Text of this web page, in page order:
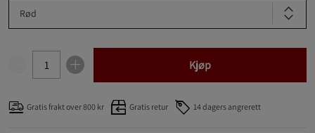
Rød
Kjøp
Gratis frakt over 800 kr Gratis retur 14 dagers angrerett